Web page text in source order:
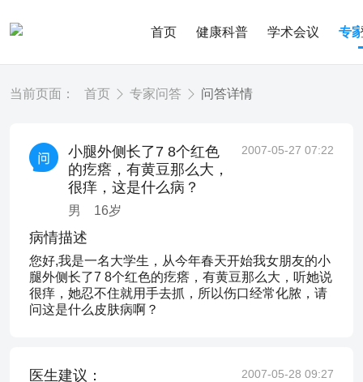
首页 健康科普 学术会议 专
当前页面： 首页 专家问答 问答详情
小腿外侧长了7 8个红色
的疙瘩，有黄豆那么大，
很痒，这是什么病？
男 16岁
2007-05-27 07:22
病情描述
您好,我是一名大学生，从今年春天开始我女朋友的小
腿外侧长了7 8个红色的疙瘩，有黄豆那么大，听她说
很痒，她忍不住就用手去抓，所以伤口经常化脓，请
问这是什么皮肤病啊？
医生建议： 2007-05-28 09:27